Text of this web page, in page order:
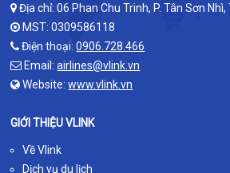
Địa chỉ: 06 Phan Chu Trinh, P. Tân Sơn Nhì,
MST: 0309586118
Điện thoại:0906.728.466
Email:airlines@vlink.vn
Website:www.vlink.vn
GIỚI THIỆU VLINK
Về Vlink
Dịch vụ du lịch